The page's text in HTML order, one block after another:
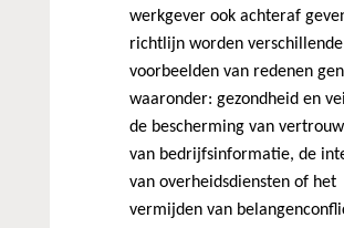
werkgever ook achteraf
richtlijn worden verschillende
voorbeelden van redenen
waaronder: gezondheid en
de bescherming van
van bedrijfsinformatie, de
van overheidsdiensten of het
vermijden van